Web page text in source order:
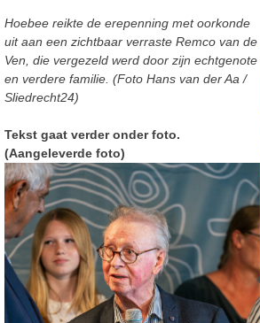
Hoebee reikte de erepenning met oorkonde
uit aan een zichtbaar verraste Remco van de
Ven, die vergezeld werd door zijn echtgenote
en verdere familie. (Foto Hans van der Aa /
Sliedrecht24)
Tekst gaat verder onder foto.
(Aangeleverde foto)